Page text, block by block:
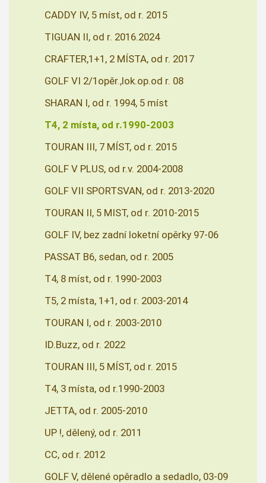
CADDY IV, 5 míst, od r. 2015
TIGUAN II, od r. 2016.2024
CRAFTER,1+1, 2 MÍSTA, od r. 2017
GOLF VI 2/1opěr.,lok.op.od r. 08
SHARAN I, od r. 1994, 5 míst
T4, 2 místa, od r.1990-2003
TOURAN III, 7 MÍST, od r. 2015
GOLF V PLUS, od r.v. 2004-2008
GOLF VII SPORTSVAN, od r. 2013-2020
TOURAN II, 5 MIST, od r. 2010-2015
GOLF IV, bez zadní loketní opěrky 97-06
PASSAT B6, sedan, od r. 2005
T4, 8 míst, od r. 1990-2003
T5, 2 místa, 1+1, od r. 2003-2014
TOURAN I, od r. 2003-2010
ID.Buzz, od r. 2022
TOURAN III, 5 MÍST, od r. 2015
T4, 3 místa, od r.1990-2003
JETTA, od r. 2005-2010
UP !, dělený, od r. 2011
CC, od r. 2012
GOLF V, dělené opěradlo a sedadlo, 03-09